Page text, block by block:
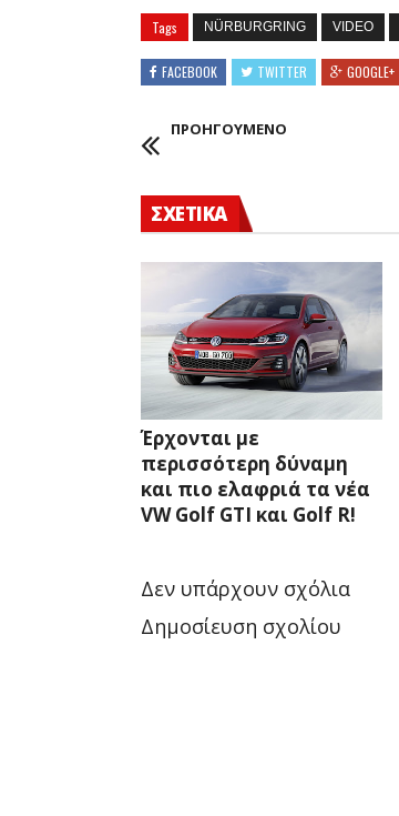
Tags NÜRBURGRING VIDEO
FACEBOOK TWITTER GOOGLE+
ΠΡΟΗΓΟΥΜΕΝΟ
ΣΧΕΤΙΚΑ
Έρχονται με
περισσότερη δύναμη
και πιο ελαφριά τα νέα
VW Golf GTI και Golf R!
Δεν υπάρχουν σχόλια
Δημοσίευση σχολίου